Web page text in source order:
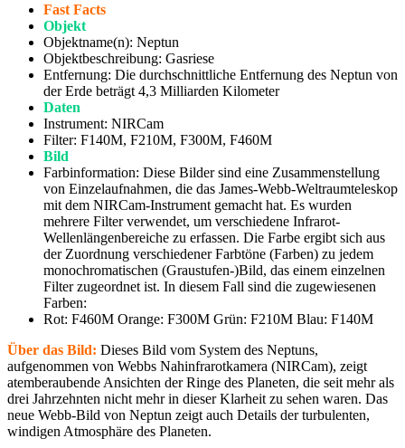
Fast Facts
Objekt
Objektname(n): Neptun
Objektbeschreibung: Gasriese
Entfernung: Die durchschnittliche Entfernung des Neptun von
der Erde beträgt 4,3 Milliarden Kilometer
Daten
Instrument: NIRCam
Filter: F140M, F210M, F300M, F460M
Bild
Farbinformation: Diese Bilder sind eine Zusammenstellung
von Einzelaufnahmen, die das James-Webb-Weltraumteleskop
mit dem NIRCam-Instrument gemacht hat. Es wurden
mehrere Filter verwendet, um verschiedene Infrarot-
Wellenlängenbereiche zu erfassen. Die Farbe ergibt sich aus
der Zuordnung verschiedener Farbtöne (Farben) zu jedem
monochromatischen (Graustufen-)Bild, das einem einzelnen
Filter zugeordnet ist. In diesem Fall sind die zugewiesenen
Farben:
Rot: F460M Orange: F300M Grün: F210M Blau: F140M
Über das Bild: Dieses Bild vom System des Neptuns,
aufgenommen von Webbs Nahinfrarotkamera (NIRCam), zeigt
atemberaubende Ansichten der Ringe des Planeten, die seit mehr als
drei Jahrzehnten nicht mehr in dieser Klarheit zu sehen waren. Das
neue Webb-Bild von Neptun zeigt auch Details der turbulenten,
windigen Atmosphäre des Planeten.